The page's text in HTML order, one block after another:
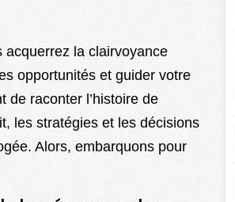
acquerrez la clairvoyance
opportunités et guider votre
de raconter l’histoire de
les stratégies et les décisions
Alors, embarquons pour